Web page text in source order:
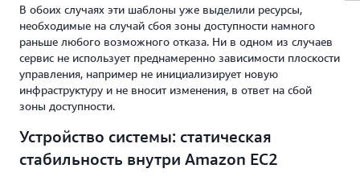
В обоих случаях эти шаблоны уже выделили ресурсы,
необходимые на случай сбоя зоны доступности намного
раньше любого возможного отказа. Ни в одном из случаев
сервис не использует преднамеренно зависимости плоскости
управления, например не инициализирует новую
инфраструктуру и не вносит изменения, в ответ на сбой
зоны доступности.
Устройство системы: статическая
стабильность внутри Amazon EC2